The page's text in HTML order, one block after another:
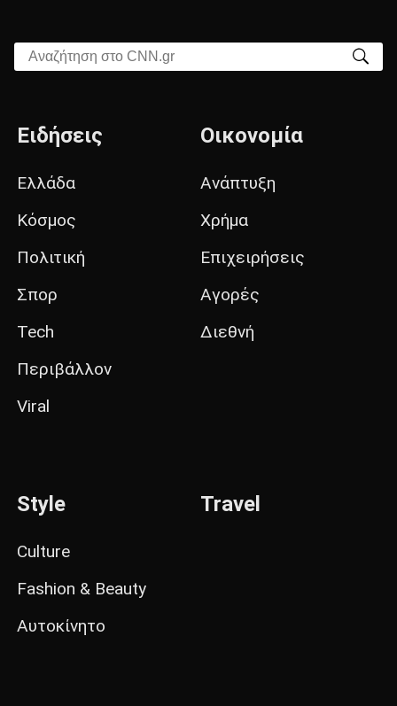
Αναζήτηση στο CNN.gr
Ειδήσεις
Ελλάδα
Κόσμος
Πολιτική
Σπορ
Tech
Περιβάλλον
Viral
Οικονομία
Ανάπτυξη
Χρήμα
Επιχειρήσεις
Αγορές
Διεθνή
Style
Culture
Fashion & Beauty
Αυτοκίνητο
Travel